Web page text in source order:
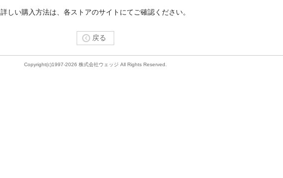
詳しい購入方法は、各ストアのサイトにてご確認ください。
戻る
Copyright(c)1997-2026 株式会社ウェッジ All Rights Reserved.